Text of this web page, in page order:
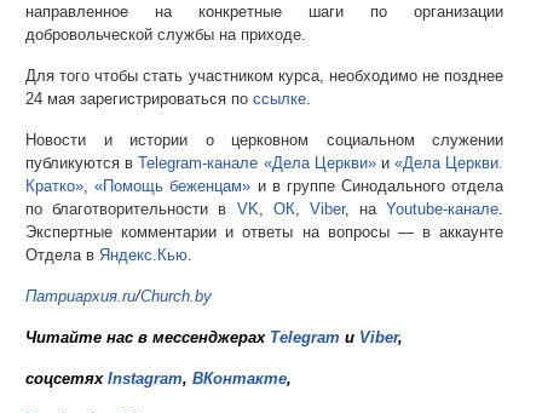
направленное на конкретные шаги по организации
добровольческой службы на приходе.
Для того чтобы стать участником курса, необходимо не позднее
24 мая зарегистрироваться по ссылке.
Новости и истории о церковном социальном служении
публикуются вTelegram-канале «Дела Церкви»и«Дела Церкви.
Кратко»,«Помощь беженцам» и в группе Синодального отдела
по благотворительности в VK, ОК, Viber, наYoutube-канале.
Экспертные комментарии и ответы на вопросы — в аккаунте
Отдела в Яндекс.Кью.
Патриархия.ru/Church.by
Читайте нас в мессенджерах Telegram и Viber,
соцсетях Instagram, ВКонтакте,